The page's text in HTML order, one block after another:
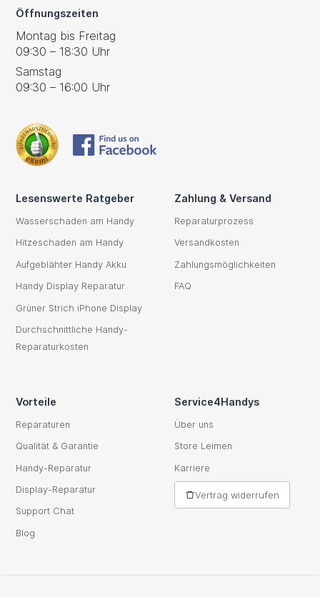
Öffnungszeiten
Montag bis Freitag
09:30 – 18:30 Uhr
Samstag
09:30 – 16:00 Uhr
Lesenswerte Ratgeber
Wasserschaden am Handy
Hitzeschaden am Handy
Aufgeblähter Handy Akku
Handy Display Reparatur
Grüner Strich iPhone Display
Durchschnittliche Handy-
Reparaturkosten
Zahlung & Versand
Reparaturprozess
Versandkosten
Zahlungsmöglichkeiten
FAQ
Vorteile
Reparaturen
Qualität & Garantie
Handy-Reparatur
Display-Reparatur
Support Chat
Blog
Service4Handys
Über uns
Store Leimen
Karriere
Vertrag widerrufen